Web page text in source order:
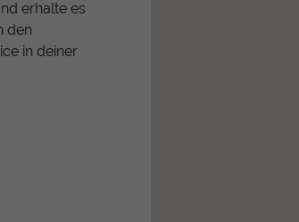
erhalte es
den
in deiner